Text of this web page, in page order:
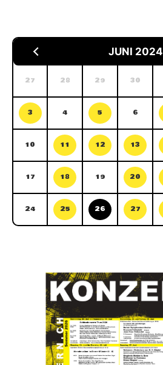
JUNI 2024
27 28 29 30
3 4 5 6
10 11 12 13
17 18 19 20
24 25 26 27